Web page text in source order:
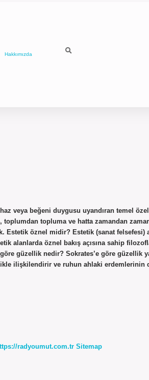
Hakkımızda
veya beğeni duygusu uyandıran temel
topluma ve hatta zamandan
Estetik öznel midir? Estetik (sanat felsefesi)
alanlarda öznel bakış açısına sahip
göre güzellik nedir? Sokrates’e göre güzellik
ilişkilendirir ve ruhun ahlaki erdemlerinin
radyoumut.com.tr Sitemap